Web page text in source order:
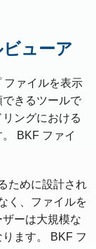
ューア
ファイルを表示
きるツールで
ングにおける
BKF ファイ
ために設計され
く、ファイルを
ーは大規模な
ます。 BKF フ